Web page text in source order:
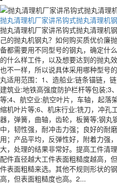
抛丸清理机厂家讲吊钩式抛丸清理机
抛丸清理机厂家讲吊钩式抛丸清理机
己的抛丸机钢丸？如何购买质优价廉
备都需要用不同型号的钢丸，确定什
的什么样工件，以及想要达到的抛丸
也不一样，所以说具体采用哪种型号
丸适用范围：1、造船业:链条锚链，
建筑业:地铁高强度防护栏杆等包装;3
等;4、航空业:航空叶片，车轴，起落
缩机叶片等;6、机床行业:铣刀，冲孔
器，弹簧，曲轴，齿轮，板簧等;钢丸
中，韧性强，耐冲击力强；良好的耐
用；产品平均，反弹性好，附着力强
大，处理的结果非常好。提高工件清
配件直径越大工件表面粗糙度越高，
件表面粗糙来选。其他不规则形状的
高，但表面粗糙度也高。2...